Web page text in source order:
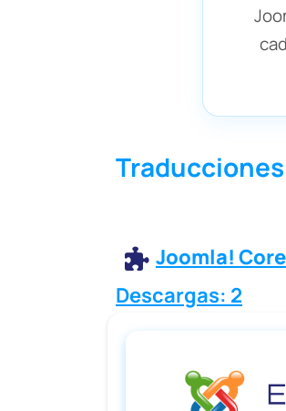
Traducciones
Joomla! Core
Descargas: 2